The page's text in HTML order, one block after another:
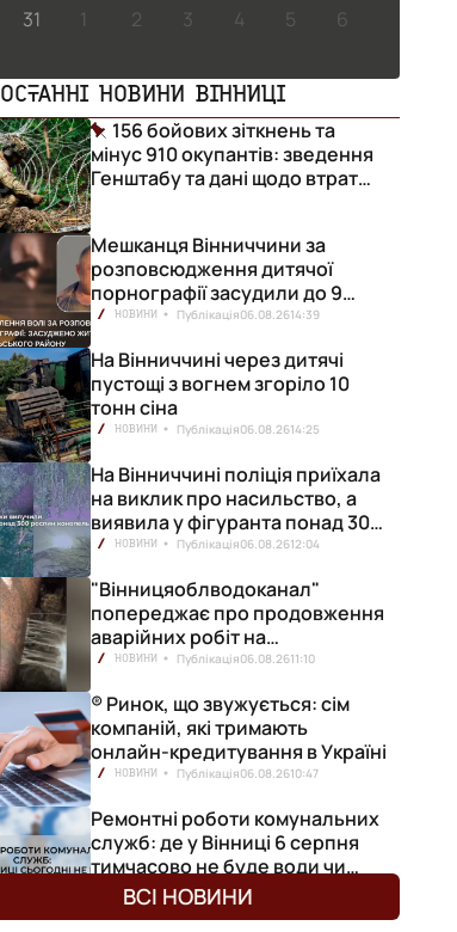
31 1 2 3 4 5 6
ОСТАННІ НОВИНИ ВІННИЦІ
156 бойових зіткнень та
мінус 910 окупантів: зведення
Генштабу та дані щодо втрат
Мешканця Вінниччини за
розповсюдження дитячої
порнографії засудили до 9
років позбавлення волі
НОВИНИ Публікація06.08.2614:39
На Вінниччині через дитячі
пустощі з вогнем згоріло 10
тонн сіна
НОВИНИ Публікація06.08.2614:25
На Вінниччині поліція приїхала
на виклик про насильство, а
виявила у фігуранта понад 300
конопель
НОВИНИ Публікація06.08.2612:04
"Вінницяоблводоканал"
попереджає про продовження
аварійних робіт на
водопровідній станції
НОВИНИ Публікація06.08.2611:10
® Ринок, що звужується: сім
компаній, які тримають
онлайн-кредитування в Україні
НОВИНИ Публікація06.08.2610:47
Ремонтні роботи комунальних
служб: де у Вінниці 6 серпня
тимчасово не буде води чи
світла
НОВИНИ Публікація06.08.26
ВСІ НОВИНИ